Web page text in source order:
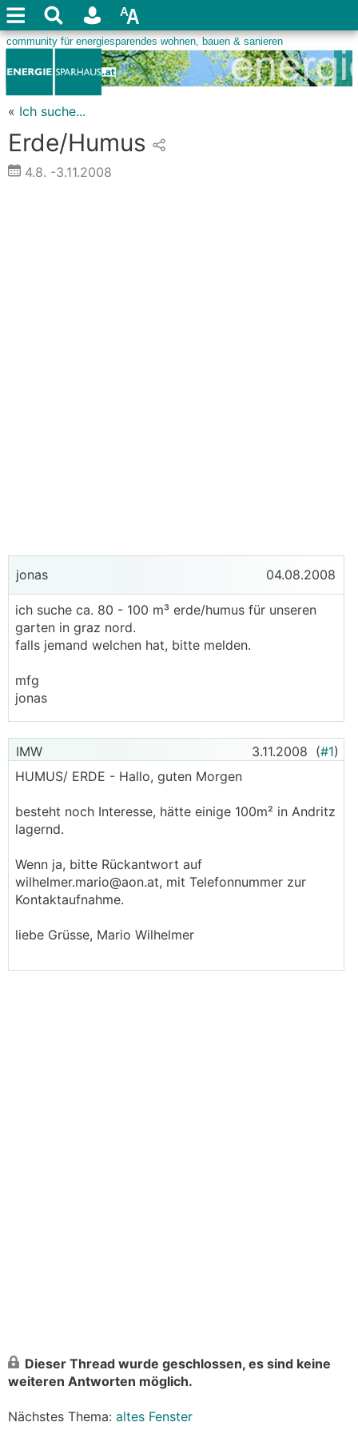
« Ich suche...
Erde/Humus
4.8. -3.11.2008
jonas 04.08.2008
ich suche ca. 80 - 100 m³ erde/humus für unseren
garten in graz nord.
falls jemand welchen hat, bitte melden.
mfg
jonas
IMW 3.11.2008 (#1)
HUMUS/ ERDE - Hallo, guten Morgen
besteht noch Interesse, hätte einige 100m² in Andritz
lagernd.
Wenn ja, bitte Rückantwort auf
wilhelmer.mario@aon.at, mit Telefonnummer zur
Kontaktaufnahme.
liebe Grüsse, Mario Wilhelmer
Dieser Thread wurde geschlossen, es sind keine
weiteren Antworten möglich.
Nächstes Thema: altes Fenster